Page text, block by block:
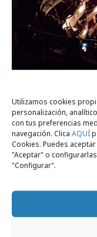
Utilizamos cookies
personalización,
con tus preferencias
navegación. Clica AQUÍ
Cookies. Puedes
"Aceptar" o
"Configurar".
domingo, 9 de agosto
Historias
suben al
Marcas y ESG